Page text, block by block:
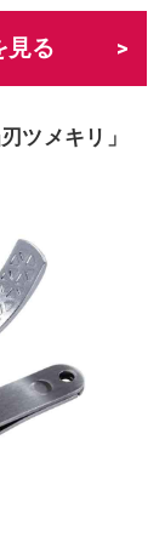
見る
ツメキリ」